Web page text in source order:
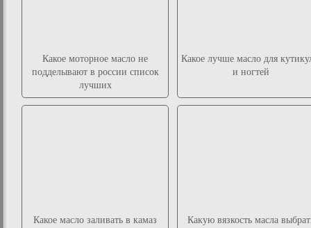
Какое моторное масло не
подделывают в россии список
лучших
Какое лучше масло для
и ногтей
Какое масло заливать в камаз
Какую вязкость масла